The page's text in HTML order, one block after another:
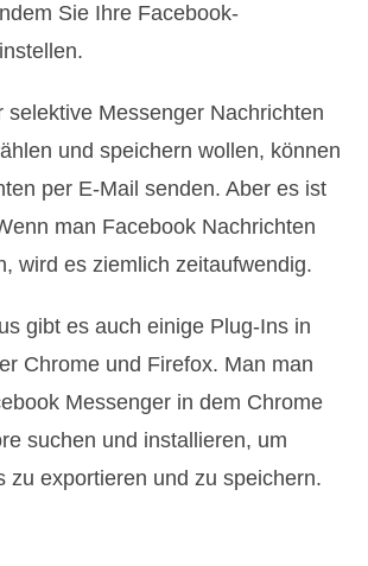
Sie Ihre Facebook-
selektive Messenger Nachrichten
und speichern wollen, können
per E-Mail senden. Aber es ist
man Facebook Nachrichten
wird es ziemlich zeitaufwendig.
gibt es auch einige Plug-Ins in
Chrome und Firefox. Man man
Messenger in dem Chrome
suchen und installieren, um
zu exportieren und zu speichern.